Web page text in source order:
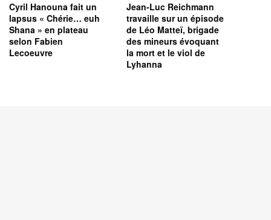
Cyril Hanouna fait un
lapsus « Chérie… euh
Shana » en plateau
selon Fabien
Lecoeuvre
Jean-Luc Reichmann
travaille sur un épisode
de Léo Matteï, brigade
des mineurs évoquant
la mort et le viol de
Lyhanna